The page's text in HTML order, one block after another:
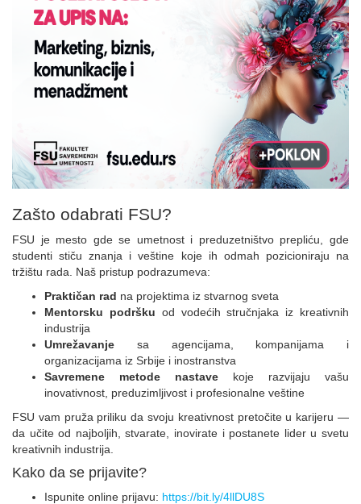
Zašto odabrati FSU?
FSU je mesto gde se umetnost i preduzetništvo prepliću, gde
studenti stiču znanja i veštine koje ih odmah pozicioniraju na
tržištu rada. Naš pristup podrazumeva:
Praktičan rad na projektima iz stvarnog sveta
Mentorsku podršku od vodećih stručnjaka iz kreativnih
industrija
Umrežavanje sa agencijama, kompanijama i
organizacijama iz Srbije i inostranstva
Savremene metode nastave koje razvijaju vašu
inovativnost, preduzimljivost i profesionalne veštine
FSU vam pruža priliku da svoju kreativnost pretočite u karijeru —
da učite od najboljih, stvarate, inovirate i postanete lider u svetu
kreativnih industrija.
Kako da se prijavite?
Ispunite online prijavu: https://bit.ly/4llDU8S